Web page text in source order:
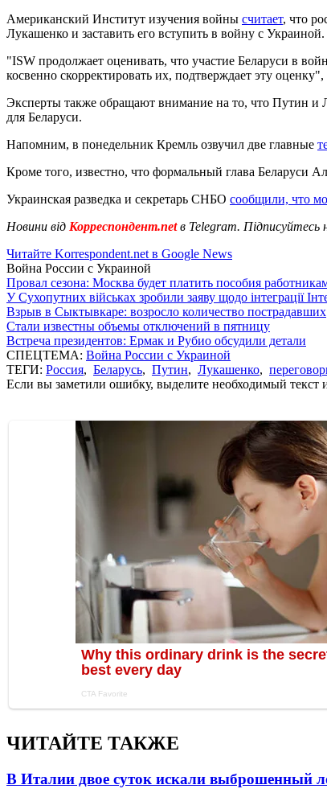
Американский Институт изучения войны считает, что
Лукашенко и заставить его вступить в войну с Украиной.
"ISW продолжает оценивать, что участие Беларуси в
косвенно скорректировать их, подтверждает эту
Эксперты также обращают внимание на то, что Путин и
для Беларуси.
Напомним, в понедельник Кремль озвучил две главные
Кроме того, известно, что формальный глава Беларуси
Украинская разведка и секретарь СНБО сообщили, что
Новини від Корреспондент.netв Telegram. Підписуйтесь
Читайте Korrespondent.net в Google News
Война России с Украиной
Провал сезона: Москва будет платить пособия
У Сухопутних військах зробили заяву щодо інтеграції
Взрыв в Сыктывкаре: возросло количество пострадавших
Стали известны объемы отключений в пятницу
Встреча президентов: Ермак и Рубио обсудили детали
СПЕЦТЕМА: Война России с Украиной
ТЕГИ: Россия, Беларусь, Путин, Лукашенко,
Если вы заметили ошибку, выделите необходимый
ЧИТАЙТЕ ТАКЖЕ
В Италии двое суток искали выброшенный